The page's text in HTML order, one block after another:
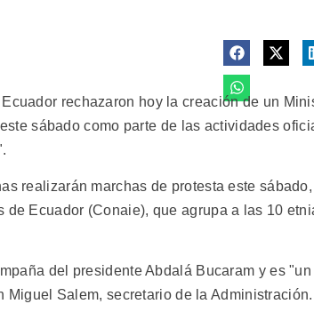
rechazaron hoy la creación de un
sábado como parte de las actividades
realizarán marchas de protesta este
Ecuador (Conaie), que agrupa a las 10
del presidente Abdalá Bucaram y es
Salem, secretario de la Administración.